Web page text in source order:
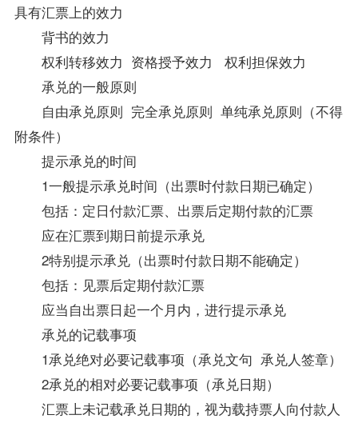
具有汇票上的效力
背书的效力
权利转移效力 资格授予效力 权利担保效力
承兑的一般原则
自由承兑原则 完全承兑原则 单纯承兑原则（不得
附条件）
提示承兑的时间
1一般提示承兑时间（出票时付款日期已确定）
包括：定日付款汇票、出票后定期付款的汇票
应在汇票到期日前提示承兑
2特别提示承兑（出票时付款日期不能确定）
包括：见票后定期付款汇票
应当自出票日起一个月内，进行提示承兑
承兑的记载事项
1承兑绝对必要记载事项（承兑文句 承兑人签章）
2承兑的相对必要记载事项（承兑日期）
汇票上未记载承兑日期的，视为载持票人向付款人